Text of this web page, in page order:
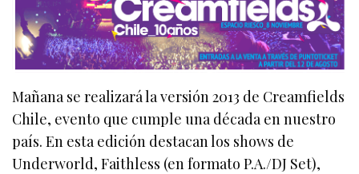
Mañana se realizará la versión 2013 de Creamfields
Chile, evento que cumple una década en nuestro
país. En esta edición destacan los shows de
Underworld, Faithless (en formato P.A./DJ Set),